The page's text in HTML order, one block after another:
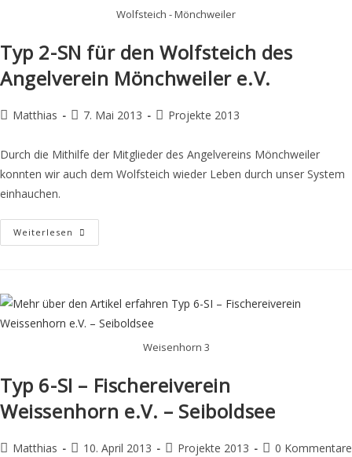
Wolfsteich - Mönchweiler
Typ 2-SN für den Wolfsteich des
Angelverein Mönchweiler e.V.
Matthias 7. Mai 2013 Projekte 2013
Durch die Mithilfe der Mitglieder des Angelvereins Mönchweiler
konnten wir auch dem Wolfsteich wieder Leben durch unser System
einhauchen.
Weiterlesen
Weisenhorn 3
Typ 6-SI – Fischereiverein
Weissenhorn e.V. – Seiboldsee
Matthias 10. April 2013 Projekte 2013 0 Kommentare